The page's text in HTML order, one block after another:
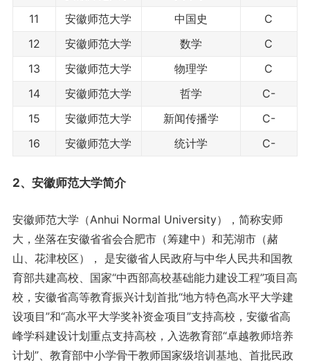
11
安徽师范大学 中国史
C
12
安徽师范大学 数学
C
13
安徽师范大学 物理学
C
14
安徽师范大学 哲学
C-
15
安徽师范大学 新闻传播学
C-
16
安徽师范大学 统计学 C-
2、安徽师范大学简介
安徽师范大学（Anhui Normal University），简称安师
大，坐落在安徽省省会合肥市（筹建中）和芜湖市（赭
山、花津校区）， 是安徽省人民政府与中华人民共和国教
育部共建高校、国家“中西部高校基础能力建设工程”项目高
校，安徽省高等教育振兴计划首批“地方特色高水平大学建
设项目”和“高水平大学奖补资金项目”支持高校，安徽省高
峰学科建设计划重点支持高校，入选教育部“卓越教师培养
计划”、教育部中小学骨干教师国家级培训基地、首批民政